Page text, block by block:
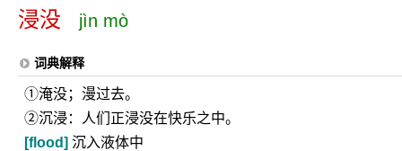
浸没 jìn mò
词典解释
①淹没；漫过去。
②沉浸：人们正浸没在快乐之中。
[flood] 沉入液体中